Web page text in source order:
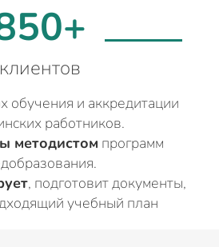
клиентов
обучения и аккредитации
работников.
методистом программ
, подготовит документы,
учебный план